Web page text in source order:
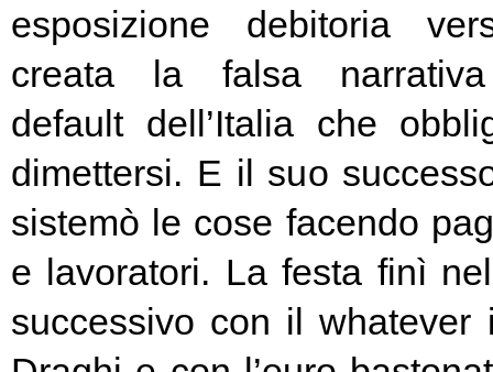
esposizione debitoria
creata la falsa narrativa
default dell’Italia che
dimettersi. E il suo
sistemò le cose facendo
e lavoratori. La festa finì
successivo con il whatever